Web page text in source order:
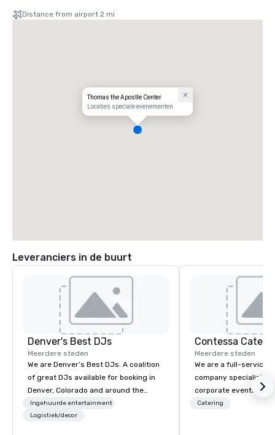
Distance from airport 2 mi
Thomas the Apostle Center
Locaties speciale evenementen
Leveranciers in de buurt
Denver's Best DJs
Meerdere steden
We are Denver’s Best DJs. A coalition
of great DJs available for booking in
Denver, Colorado and around the
world. We can rock any type of party
from nightclubs and promotional
Ingehuurde entertainment
Logistiek/decor
Contessa
Meerdere steden
We are a full-service
company specializing
corporate events that
consistency,
Catering